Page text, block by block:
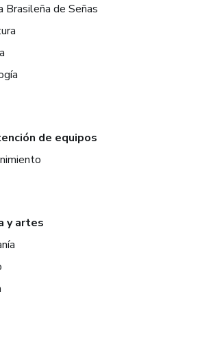
Brasileña de Señas
de equipos
y artes